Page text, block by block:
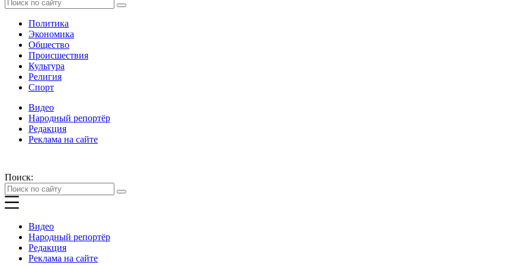
Политика
Экономика
Общество
Происшествия
Культура
Религия
Спорт
Видео
Народный репортёр
Редакция
Реклама на сайте
Поиск:
Видео
Народный репортёр
Редакция
Реклама на сайте